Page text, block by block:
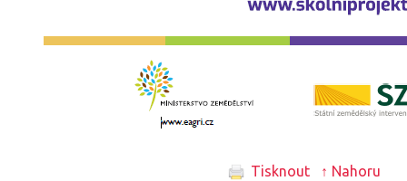
Tisknout ↑ Nahoru